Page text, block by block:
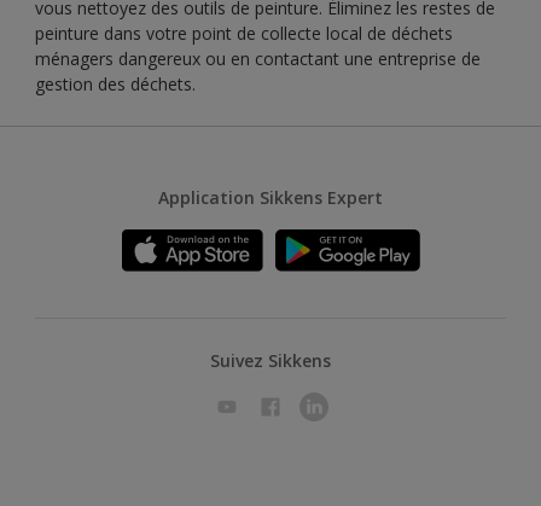
vous nettoyez des outils de peinture. Éliminez les restes de
peinture dans votre point de collecte local de déchets
ménagers dangereux ou en contactant une entreprise de
gestion des déchets.
Application Sikkens Expert
Suivez Sikkens